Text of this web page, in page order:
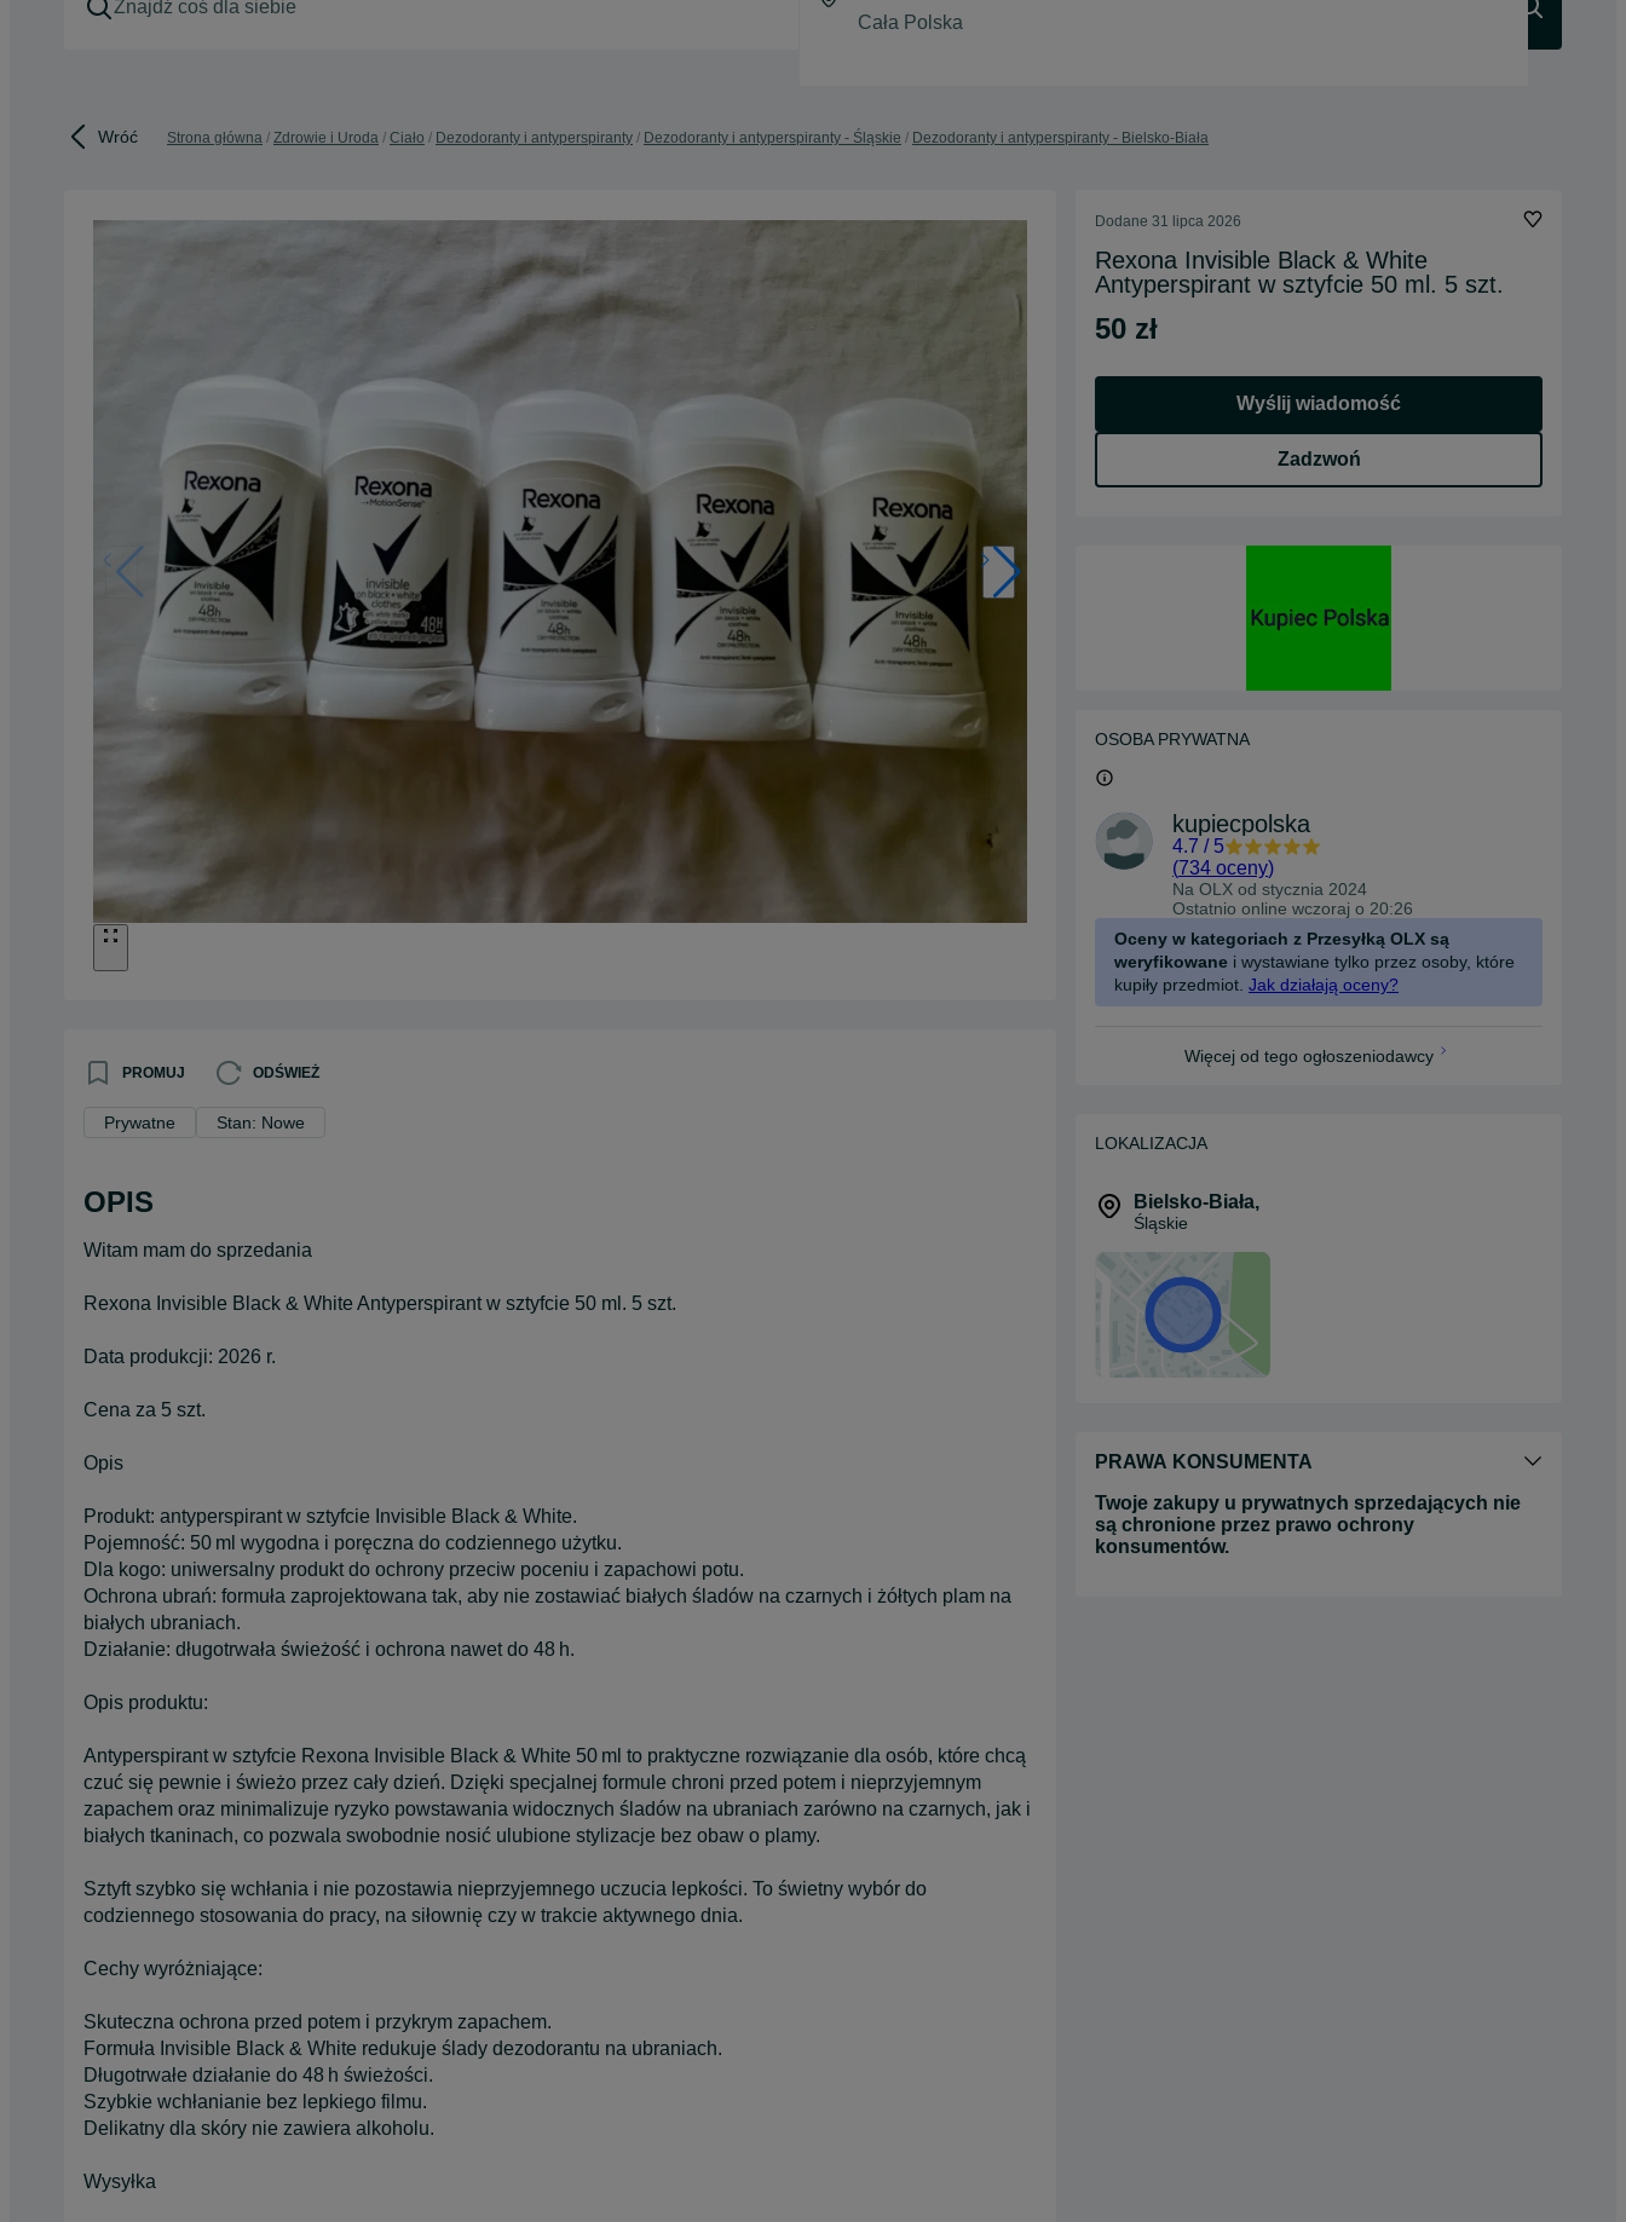
Wróć Strona główna Zdrowie i Uroda Ciało Dezodoranty i antyperspiranty Dezodoranty i antyperspiranty - Śląskie Dezodoranty i antyperspiranty - Bielsko-Biała
PROMUJ ODŚWIEŻ
Prywatne Stan: Nowe
OPIS
Witam mam do sprzedania
Rexona Invisible Black & White Antyperspirant w sztyfcie 50 ml. 5 szt.
Data produkcji: 2026 r.
Cena za 5 szt.
Opis
Produkt: antyperspirant w sztyfcie Invisible Black & White.
Pojemność: 50 ml wygodna i poręczna do codziennego użytku.
Dla kogo: uniwersalny produkt do ochrony przeciw poceniu i zapachowi potu.
Ochrona ubrań: formuła zaprojektowana tak, aby nie zostawiać białych śladów na czarnych i żółtych plam na
białych ubraniach.
Działanie: długotrwała świeżość i ochrona nawet do 48 h.
Opis produktu:
Antyperspirant w sztyfcie Rexona Invisible Black & White 50 ml to praktyczne rozwiązanie dla osób, które chcą
czuć się pewnie i świeżo przez cały dzień. Dzięki specjalnej formule chroni przed potem i nieprzyjemnym
zapachem oraz minimalizuje ryzyko powstawania widocznych śladów na ubraniach zarówno na czarnych, jak i
białych tkaninach, co pozwala swobodnie nosić ulubione stylizacje bez obaw o plamy.
Sztyft szybko się wchłania i nie pozostawia nieprzyjemnego uczucia lepkości. To świetny wybór do
codziennego stosowania do pracy, na siłownię czy w trakcie aktywnego dnia.
Cechy wyróżniające:
Skuteczna ochrona przed potem i przykrym zapachem.
Formuła Invisible Black & White redukuje ślady dezodorantu na ubraniach.
Długotrwałe działanie do 48 h świeżości.
Szybkie wchłanianie bez lepkiego filmu.
Delikatny dla skóry nie zawiera alkoholu.
Wysyłka
Dodane 31 lipca 2026
Rexona Invisible Black & White
Antyperspirant w sztyfcie 50 ml. 5 szt.
50 zł
Wyślij wiadomość
Zadzwoń
OSOBA PRYWATNA
kupiecpolska
4.7 / 5
(734 oceny)
Na OLX od stycznia 2024
Ostatnio online wczoraj o 20:26
Oceny w kategoriach z Przesyłką OLX są
weryfikowane i wystawiane tylko przez osoby, które
kupiły przedmiot. Jak działają oceny?
Więcej od tego ogłoszeniodawcy
LOKALIZACJA
Bielsko-Biała,
Śląskie
PRAWA KONSUMENTA
Twoje zakupy u prywatnych sprzedających nie
są chronione przez prawo ochrony
konsumentów.